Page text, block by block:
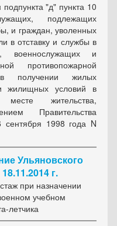
"д" пункта 10
подлежащих
и граждан, уволенных
в отставку и службы в
военнослужащих и
противопожарной
получении жилых
жилищных условий в
жительства,
Правительства
сентября 1998 года N
Ульяновского
г.
при назначении
учебном
летчика